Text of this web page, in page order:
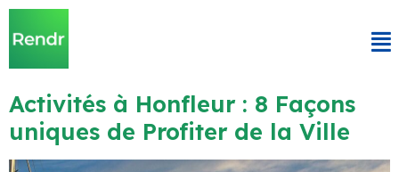
Activités à Honfleur : 8 Façons
uniques de Profiter de la Ville